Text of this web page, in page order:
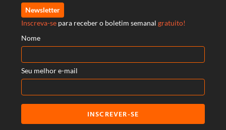
Newsletter
Inscreva-se para receber o boletim semanal gratuito!
Nome
Seu melhor e-mail
INSCREVER-SE